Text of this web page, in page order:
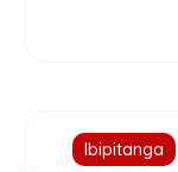
Ibipitanga